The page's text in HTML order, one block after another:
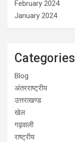
February 2024
January 2024
Categories
Blog
अंतरराष्ट्रीय
उत्तराखण्ड
खेल
गढ़वाली
राष्ट्रीय